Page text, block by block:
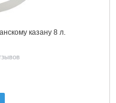
казану 8 л.